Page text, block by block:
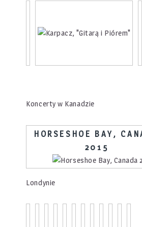
Koncerty w Kanadzie
HORSESHOE BAY,
2015
Londynie